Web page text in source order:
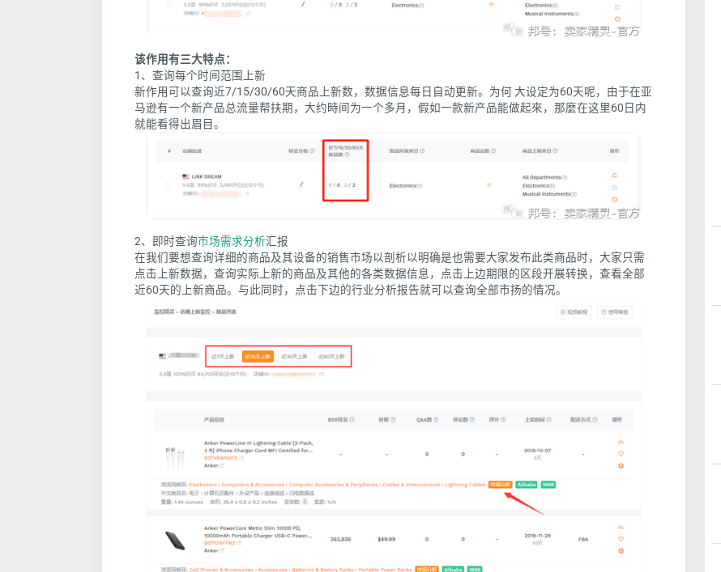
该作用有三大特点：
1、查询每个时间范围上新
新作用可以查询近7/15/30/60天商品上新数，数据信息每日自动更新。为何 大设定为60天呢，由于在亚
马逊有一个新产品总流量帮扶期，大约時间为一个多月，假如一款新产品能做起來，那麼在这里60日内
就能看得出眉目。
2、即时查询市场需求分析汇报
在我们要想查询详细的商品及其设备的销售市场以剖析以明确是也需要大家发布此类商品时，大家只需
点击上新数据，查询实际上新的商品及其他的各类数据信息，点击上边期限的区段开展转换，查看全部
近60天的上新商品。与此同时，点击下边的行业分析报告就可以查询全部市扬的情况。